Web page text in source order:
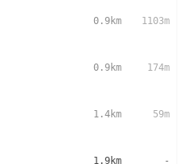
0.9km 1103m
0.9km 174m
1.4km 59m
1.9km -